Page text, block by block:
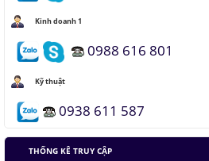
Hầm đỗ xe tự động dưới lòng đất của Nhật
Kinh doanh 1
0988 616 801
Kỹ thuật
0938 611 587
THỐNG KÊ TRUY CẬP